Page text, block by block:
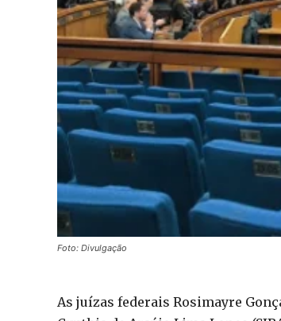
Foto: Divulgação
As juízas federais Rosimayre